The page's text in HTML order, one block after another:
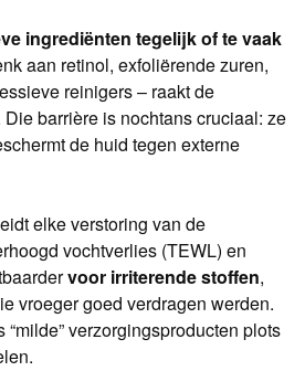
ingrediënten tegelijk of te vaak
aan retinol, exfoliërende zuren,
reinigers – raakt de
barrière is nochtans cruciaal: ze
de huid tegen externe
elke verstoring van de
vochtverlies (TEWL) en
voor irriterende stoffen,
vroeger goed verdragen werden.
verzorgingsproducten plots